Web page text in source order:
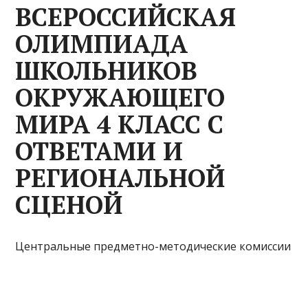
ВСЕРОССИЙСКАЯ
ОЛИМПИАДА
ШКОЛЬНИКОВ
ОКРУЖАЮЩЕГО
МИРА 4 КЛАСС С
ОТВЕТАМИ И
РЕГИОНАЛЬНОЙ
СЦЕНОЙ
Центральные предметно-методические комиссии